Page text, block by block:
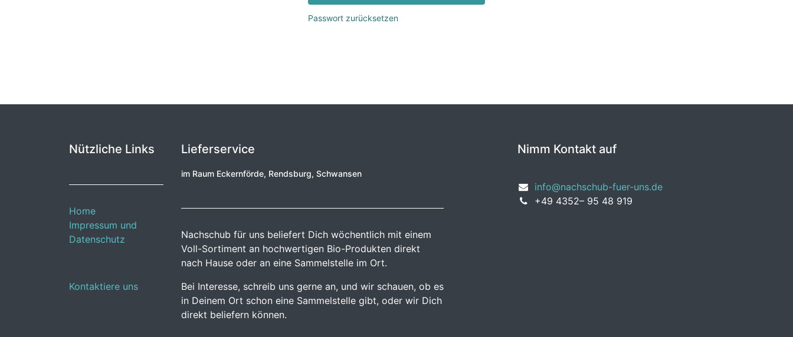
Passwort zurücksetzen
Nützliche Links
Home
Impressum und
Datenschutz
Kontaktiere uns
Lieferservice
im Raum Eckernförde, Rendsburg, Schwansen
Nachschub für uns beliefert Dich wöchentlich mit einem
Voll-Sortiment an hochwertigen Bio-Produkten direkt
nach Hause oder an eine Sammelstelle im Ort.
Bei Interesse, schreib uns gerne an, und wir schauen, ob es
in Deinem Ort schon eine Sammelstelle gibt, oder wir Dich
direkt beliefern können.
Nimm Kontakt auf
info@nachschub-fuer-uns.de
+49 4352– 95 48 919